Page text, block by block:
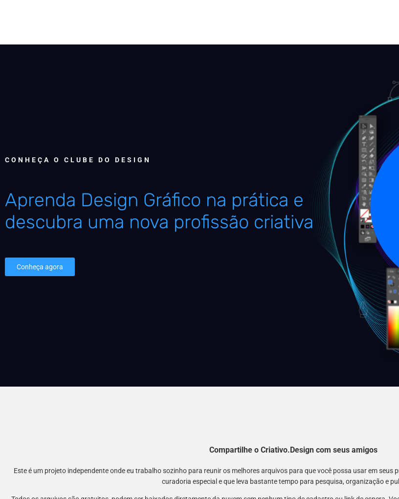
CONHEÇA O CLUBE DO DESIGN
Aprenda Design Gráfico na prática e
descubra uma nova profissão criativa
Conheça agora
Compartilhe o Criativo.Design com seus amigos
Este é um projeto independente onde eu trabalho sozinho para reunir os melhores arquivos para que você possa usar em seus
curadoria especial e que leva bastante tempo para pesquisa, organização e